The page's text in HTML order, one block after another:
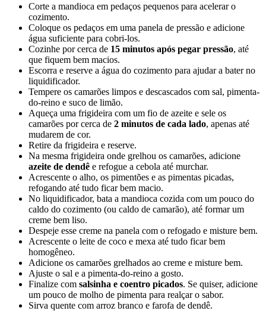
Corte a mandioca em pedaços pequenos para acelerar o
cozimento.
Coloque os pedaços em uma panela de pressão e adicione
água suficiente para cobri-los.
Cozinhe por cerca de 15 minutos após pegar pressão, até
que fiquem bem macios.
Escorra e reserve a água do cozimento para ajudar a bater no
liquidificador.
Tempere os camarões limpos e descascados com sal, pimenta-
do-reino e suco de limão.
Aqueça uma frigideira com um fio de azeite e sele os
camarões por cerca de 2 minutos de cada lado, apenas até
mudarem de cor.
Retire da frigideira e reserve.
Na mesma frigideira onde grelhou os camarões, adicione
azeite de dendê e refogue a cebola até murchar.
Acrescente o alho, os pimentões e as pimentas picadas,
refogando até tudo ficar bem macio.
No liquidificador, bata a mandioca cozida com um pouco do
caldo do cozimento (ou caldo de camarão), até formar um
creme bem liso.
Despeje esse creme na panela com o refogado e misture bem.
Acrescente o leite de coco e mexa até tudo ficar bem
homogêneo.
Adicione os camarões grelhados ao creme e misture bem.
Ajuste o sal e a pimenta-do-reino a gosto.
Finalize com salsinha e coentro picados. Se quiser, adicione
um pouco de molho de pimenta para realçar o sabor.
Sirva quente com arroz branco e farofa de dendê.